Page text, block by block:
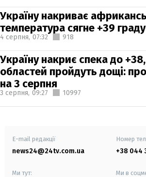
Україну накриває
температура сягне +39
4 серпня, 07:32 918
Україну накриє спека до
областей пройдуть дощі:
на 3 серпня
3 серпня, 09:27 10997
E-mail редакції
news24@24tv.com.ua
Номер
+38 044
Ми тут: Ми в